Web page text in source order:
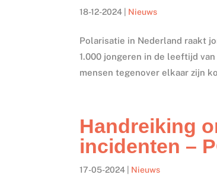
18-12-2024 Nieuws
Polarisatie in Nederland raakt
1.000 jongeren in de leeftijd
mensen tegenover elkaar zijn
Handreiking
incidenten –
17-05-2024 Nieuws